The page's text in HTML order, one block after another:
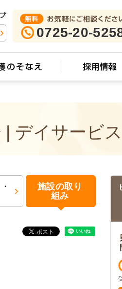
0725-20-
デイサービス
施設の取り
組み